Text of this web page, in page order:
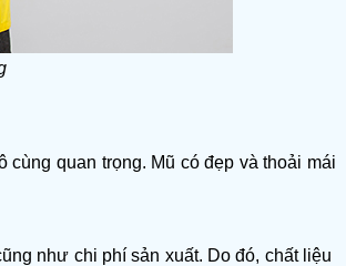
quan trọng. Mũ có đẹp và thoải mái
như chi phí sản xuất. Do đó, chất liệu